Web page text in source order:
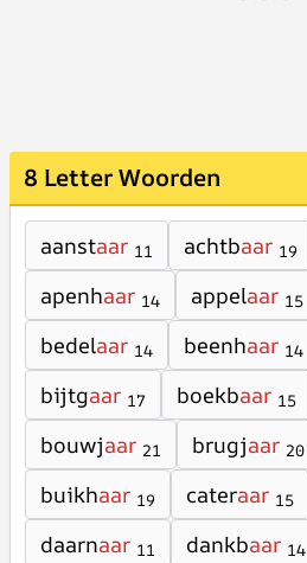
8 Letter Woorden
aanstaar 11 achtbaar 19
apenhaar 14 appelaar 15
bedelaar 14 beenhaar 14
bijtgaar 17 boekbaar 15
bouwjaar 21 brugjaar 20
buikhaar 19 cateraar 15
daarnaar 11 dankbaar 14